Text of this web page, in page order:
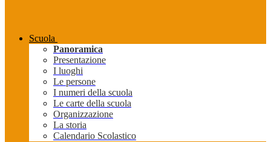
Scuola
Panoramica
Presentazione
I luoghi
Le persone
I numeri della scuola
Le carte della scuola
Organizzazione
La storia
Calendario Scolastico